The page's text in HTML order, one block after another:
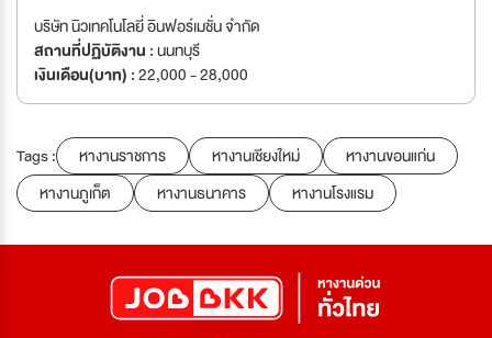
บริษัท นิวเทคโนโลยี่ อินฟอร์เมชั่น จำกัด
สถานที่ปฏิบัติงาน :นนทบุรี
เงินเดือน(บาท) :22,000 - 28,000
Tags : หางานราชการ หางานเชียงใหม่
หางานขอนแก่น
หางานภูเก็ต
หางานธนาคาร หางานโรงแรม